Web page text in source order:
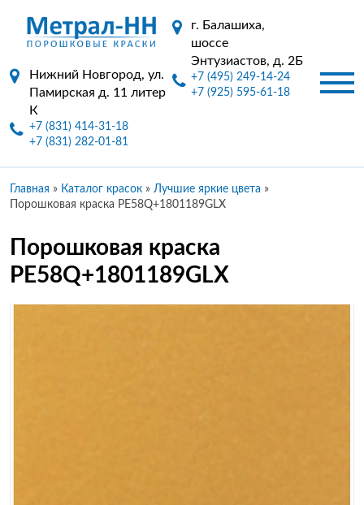
Нижний Новгород, ул.
Памирская д. 11 литер
К
+7 (831) 414-31-18
+7 (831) 282-01-81
г. Балашиха,
шоссе
Энтузиастов, д. 2Б
+7 (495) 249-14-24
+7 (925) 595-61-18
Главная » Каталог красок » Лучшие яркие цвета »
Порошковая краска PE58Q+1801189GLX
Порошковая краска
PE58Q+1801189GLX